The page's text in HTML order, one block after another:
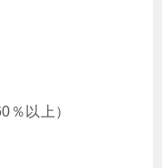
％以上）